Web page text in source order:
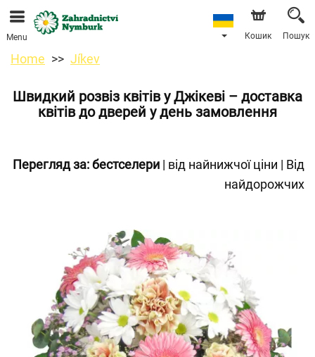
Ми приймаємо замовлення через наш інтернет-
магазин. Найближча можлива дата доставки —
11.08.2026 у зв’язку з відпусткою.
Menu Кошик Пошук
Home Jíkev
Швидкий розвіз квітів у Джікеві – доставка
квітів до дверей у день замовлення
Перегляд за:бестселери | від найнижчої ціни | Від
найдорожчих